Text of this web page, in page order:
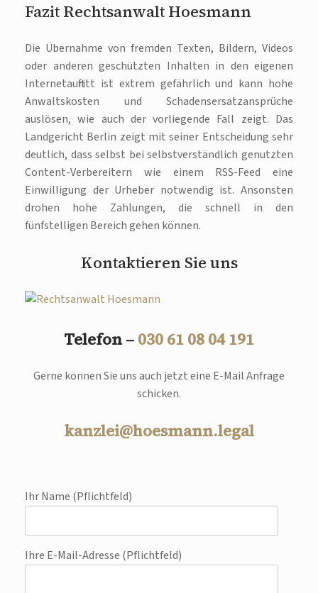
Fazit Rechtsanwalt Hoesmann
Die Übernahme von fremden Texten, Bildern, Videos
oder anderen geschützten Inhalten in den eigenen
Internetauftritt ist extrem gefährlich und kann hohe
Anwaltskosten und Schadensersatzansprüche
auslösen, wie auch der vorliegende Fall zeigt. Das
Landgericht Berlin zeigt mit seiner Entscheidung sehr
deutlich, dass selbst bei selbstverständlich genutzten
Content-Verbereitern wie einem RSS-Feed eine
Einwilligung der Urheber notwendig ist. Ansonsten
drohen hohe Zahlungen, die schnell in den
fünfstelligen Bereich gehen können.
Kontaktieren Sie uns
Telefon – 030 61 08 04 191
Gerne können Sie uns auch jetzt eine E-Mail Anfrage
schicken.
kanzlei@hoesmann.legal
Ihr Name (Pflichtfeld)
Ihre E-Mail-Adresse (Pflichtfeld)